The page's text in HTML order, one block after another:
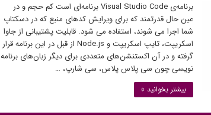
برنامه‌ی Visual Studio Code برنامه‌ای است کم حجم و در
عین حال قدرتمند که برای ویرایش کدهای منبع که در دسکتاپ
شما اجرا می شوند، استفاده می شود. قابلیت پشتیبانی از جاوا
اسکریپت، تایپ اسکریپت و Node‪.js‬ از قبل در این برنامه قرار
گرفته و در آن اکستنشن‌های متعددی برای دیگر زبان‌های برنامه
نویسی چون سی پلاس پلاس، سی شارپ، …
بیشتر بخوانید »